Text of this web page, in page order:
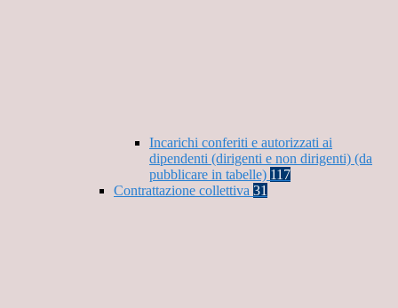
Incarichi conferiti e autorizzati ai
dipendenti (dirigenti e non dirigenti) (da
pubblicare in tabelle) 117
Contrattazione collettiva 31